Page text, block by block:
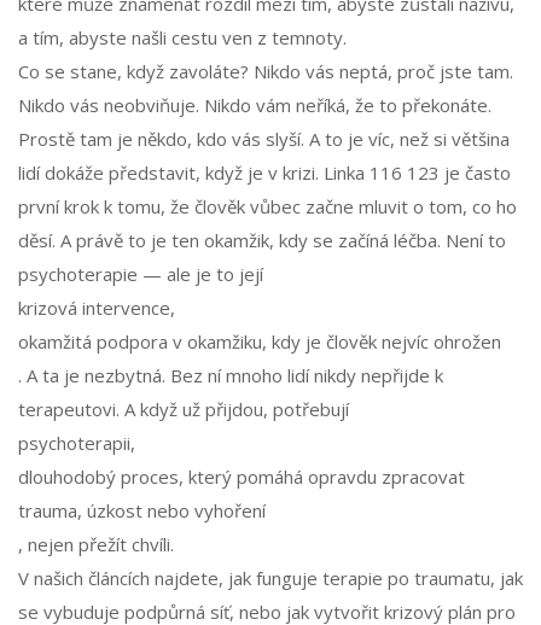
a tím, abyste našli cestu ven z temnoty.
Co se stane, když zavoláte? Nikdo vás neptá, proč jste tam.
Nikdo vás neobviňuje. Nikdo vám neříká, že to překonáte.
Prostě tam je někdo, kdo vás slyší. A to je víc, než si většina
lidí dokáže představit, když je v krizi. Linka 116 123 je často
první krok k tomu, že člověk vůbec začne mluvit o tom, co ho
děsí. A právě to je ten okamžik, kdy se začíná léčba. Není to
psychoterapie — ale je to její
krizová intervence,
okamžitá podpora v okamžiku, kdy je člověk nejvíc ohrožen
. A ta je nezbytná. Bez ní mnoho lidí nikdy nepřijde k
terapeutovi. A když už přijdou, potřebují
psychoterapii,
dlouhodobý proces, který pomáhá opravdu zpracovat
trauma, úzkost nebo vyhoření
, nejen přežít chvíli.
V našich článcích najdete, jak funguje terapie po traumatu, jak
se vybuduje podpůrná síť, nebo jak vytvořit krizový plán pro